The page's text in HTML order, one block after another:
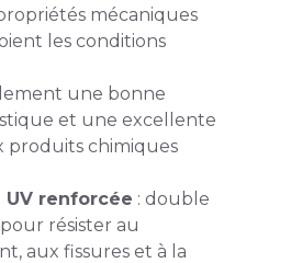
mécaniques
les conditions
une bonne
et une excellente
produits chimiques
renforcée : double
résister au
aux fissures et à la